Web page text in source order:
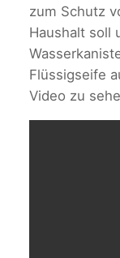
zum Schutz
Haushalt soll
Flüssigseife
Video zu